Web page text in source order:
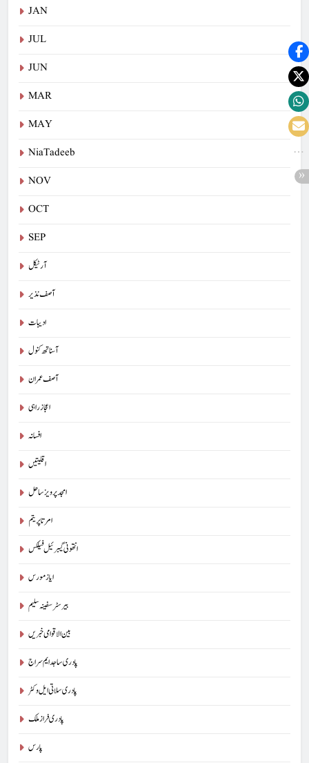
JAN
JUL
JUN
MAR
MAY
NiaTadeeb
NOV
OCT
SEP
آرٹیکل
آصف نذیر
ادیبات
آسناتھ کنول
آصف عمران
اعجاز راہی
افسانہ
اقلیتیں
امجد پرویز ساحل
امرتا پریتم
انتھونی گیبرئیل فیلکس
ایاز مورس
بیرسٹرسفینہ سلیم
بین الاقوامی خبریں
پادری ساجد ایم سراج
پادری سلاتی ایل وکٹر
پادری فراز ملک
پارس